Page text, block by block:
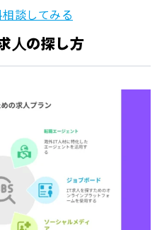
談してみる
人の探し方